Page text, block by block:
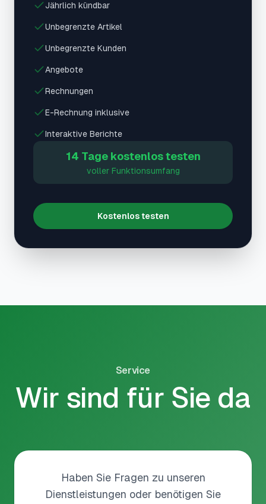
Jährlich kündbar
Unbegrenzte Artikel
Unbegrenzte Kunden
Angebote
Rechnungen
E-Rechnung inklusive
Interaktive Berichte
14 Tage kostenlos testen
voller Funktionsumfang
Kostenlos testen
Service
Wir sind für Sie da
Haben Sie Fragen zu unseren
Dienstleistungen oder benötigen Sie